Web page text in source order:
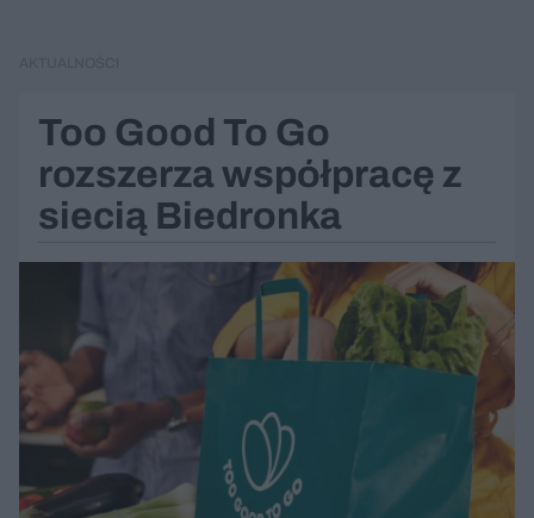
Too Good To Go
rozszerza współpracę z
siecią Biedronka